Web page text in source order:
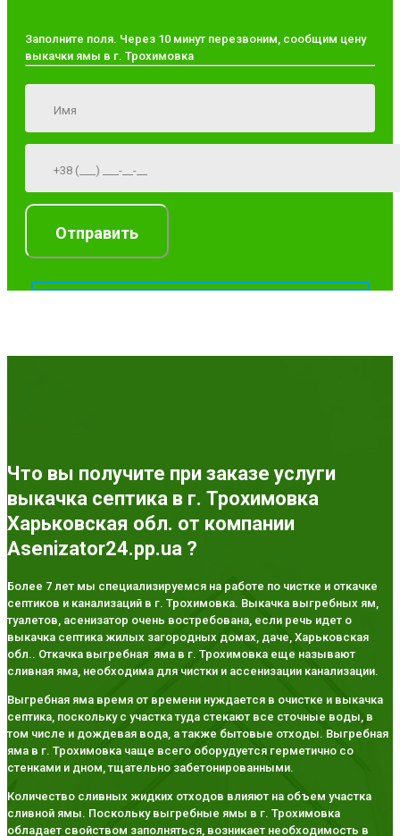
Заполните поля. Через 10 минут перезвоним, сообщим цену
выкачки ямы в г. Трохимовка
Что вы получите при заказе услуги
выкачка септика в г. Трохимовка
Харьковская обл. от компании
Asenizator24.pp.ua ?
Более 7 лет мы специализируемся на работе по чистке и откачке
септиков и канализаций в г. Трохимовка. Выкачка выгребных ям,
туалетов, асенизатор очень востребована, если речь идет о
выкачка септика жилых загородных домах, даче, Харьковская
обл.. Откачка выгребная яма в г. Трохимовка еще называют
сливная яма, необходима для чистки и ассенизации канализации.
Выгребная яма время от времени нуждается в очистке и выкачка
септика, поскольку с участка туда стекают все сточные воды, в
том числе и дождевая вода, а также бытовые отходы. Выгребная
яма в г. Трохимовка чаще всего оборудуется герметично со
стенками и дном, тщательно забетонированными.
Количество сливных жидких отходов влияют на объем участка
сливной ямы. Поскольку выгребные ямы в г. Трохимовка
обладает свойством заполняться, возникает необходимость в